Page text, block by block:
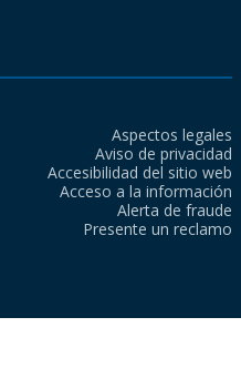
Aspectos legales
Aviso de privacidad
Accesibilidad del sitio web
Acceso a la información
Alerta de fraude
Presente un reclamo